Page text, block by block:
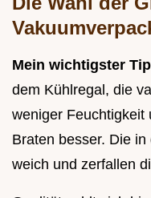
Mein wichtigster
dem Kühlregal, die
weniger Feuchtigkeit
Braten besser. Die
weich und zerfallen